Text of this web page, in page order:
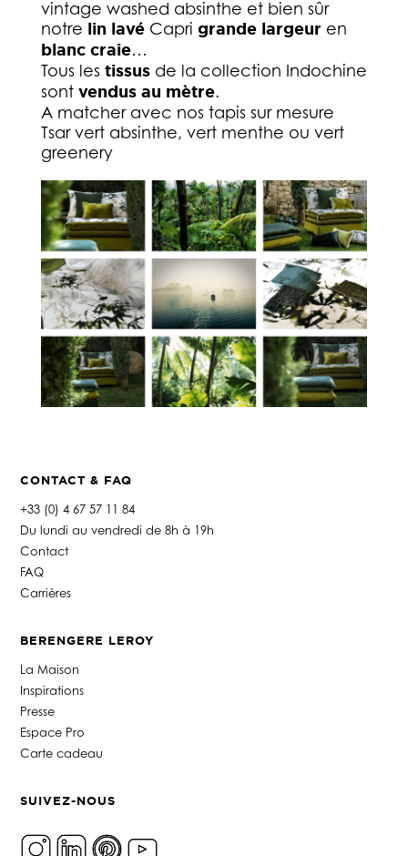
vintage washed absinthe et bien sûr
notre lin lavéCapri grande largeur en
blanc craie…
Tous les tissusde la collection Indochine
sont vendus au mètre.
A matcher avec nos tapis sur mesure
Tsar vert absinthe, vert menthe ou vert
greenery
CONTACT & FAQ
+33 (0) 4 67 57 11 84
Du lundi au vendredi de 8h à 19h
Contact
FAQ
Carrières
BERENGERE LEROY
La Maison
Inspirations
Presse
Espace Pro
Carte cadeau
SUIVEZ-NOUS